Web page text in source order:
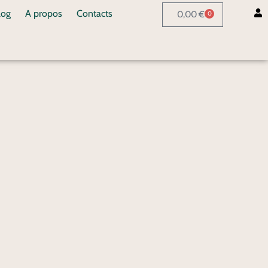
A propos Contacts 0,00€ 0